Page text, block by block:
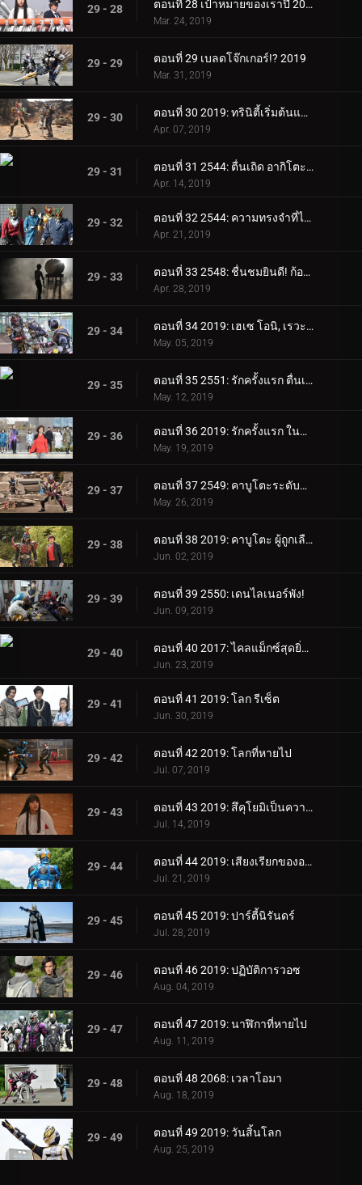
29 - 28 ตอนที่ 28 เป้าหมายของเราปี 2019
Mar. 24, 2019
29 - 29 ตอนที่ 29 เบลดโจ๊กเกอร์!? 2019
Mar. 31, 2019
29 - 30 ตอนที่ 30 2019: ทรินิตี้เริ่มต้นแล้ว!
Apr. 07, 2019
29 - 31 ตอนที่ 31 2544: ตื่นเถิด อากิโตะนั่น!
Apr. 14, 2019
29 - 32 ตอนที่ 32 2544: ความทรงจำที่ไม่รู้จัก
Apr. 21, 2019
29 - 33 ตอนที่ 33 2548: ชื่นชมยินดี! ก้อง! คำราม!
Apr. 28, 2019
29 - 34 ตอนที่ 34 2019: เฮเซ โอนิ, เรวะ โอนิ
May. 05, 2019
29 - 35 ตอนที่ 35 2551: รักครั้งแรก ตื่นเถิด!
May. 12, 2019
29 - 36 ตอนที่ 36 2019: รักครั้งแรก ในที่สุด!
May. 19, 2019
29 - 37 ตอนที่ 37 2549: คาบูโตะระดับต่อไป
May. 26, 2019
29 - 38 ตอนที่ 38 2019: คาบูโตะ ผู้ถูกเลือก
Jun. 02, 2019
29 - 39 ตอนที่ 39 2550: เดนไลเนอร์พัง!
Jun. 09, 2019
29 - 40 ตอนที่ 40 2017: ไคลแม็กซ์สุดยิ่งใหญ่!
Jun. 23, 2019
29 - 41 ตอนที่ 41 2019: โลก รีเซ็ต
Jun. 30, 2019
29 - 42 ตอนที่ 42 2019: โลกที่หายไป
Jul. 07, 2019
29 - 43 ตอนที่ 43 2019: สึคุโยมิเป็นความลับ
Jul. 14, 2019
29 - 44 ตอนที่ 44 2019: เสียงเรียกของอควา
Jul. 21, 2019
29 - 45 ตอนที่ 45 2019: ปาร์ตี้นิรันดร์
Jul. 28, 2019
29 - 46 ตอนที่ 46 2019: ปฏิบัติการวอซ
Aug. 04, 2019
29 - 47 ตอนที่ 47 2019: นาฬิกาที่หายไป
Aug. 11, 2019
29 - 48 ตอนที่ 48 2068: เวลาโอมา
Aug. 18, 2019
29 - 49 ตอนที่ 49 2019: วันสิ้นโลก
Aug. 25, 2019